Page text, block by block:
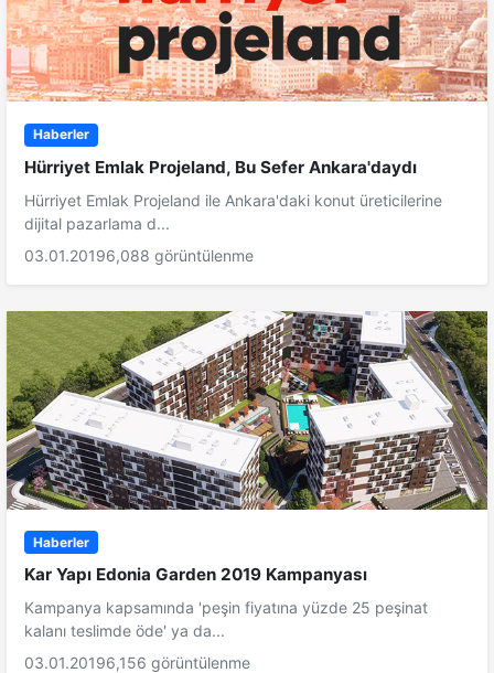
Haberler
Hürriyet Emlak Projeland, Bu Sefer Ankara'daydı
Hürriyet Emlak Projeland ile Ankara'daki konut üreticilerine
dijital pazarlama d...
03.01.20196,088 görüntülenme
Haberler
Kar Yapı Edonia Garden 2019 Kampanyası
Kampanya kapsamında 'peşin fiyatına yüzde 25 peşinat
kalanı teslimde öde' ya da...
03.01.20196,156 görüntülenme